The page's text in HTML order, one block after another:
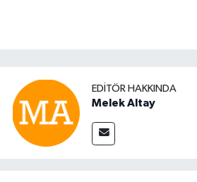
EDITÖR HAKKINDA
Melek Altay